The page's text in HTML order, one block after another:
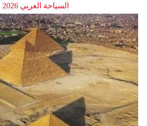
السياحة العربي 2026